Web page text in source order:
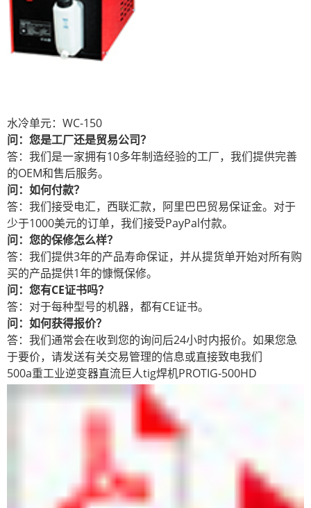
水冷单元：WC-150
问：您是工厂还是贸易公司？
答：我们是一家拥有10多年制造经验的工厂，我们提供完善
的OEM和售后服务。
问：如何付款？
答：我们接受电汇，西联汇款，阿里巴巴贸易保证金。对于
少于1000美元的订单，我们接受PayPal付款。
问：您的保修怎么样？
答：我们提供3年的产品寿命保证，并从提货单开始对所有购
买的产品提供1年的慷慨保修。
问：您有CE证书吗？
答：对于每种型号的机器，都有CE证书。
问：如何获得报价？
答：我们通常会在收到您的询问后24小时内报价。如果您急
于要价，请发送有关交易管理的信息或直接致电我们
500a重工业逆变器直流巨人tig焊机PROTIG-500HD